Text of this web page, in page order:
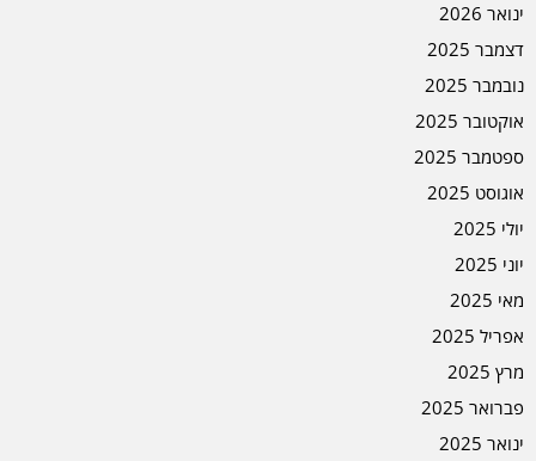
ינואר 2026
דצמבר 2025
נובמבר 2025
אוקטובר 2025
ספטמבר 2025
אוגוסט 2025
יולי 2025
יוני 2025
מאי 2025
אפריל 2025
מרץ 2025
פברואר 2025
ינואר 2025